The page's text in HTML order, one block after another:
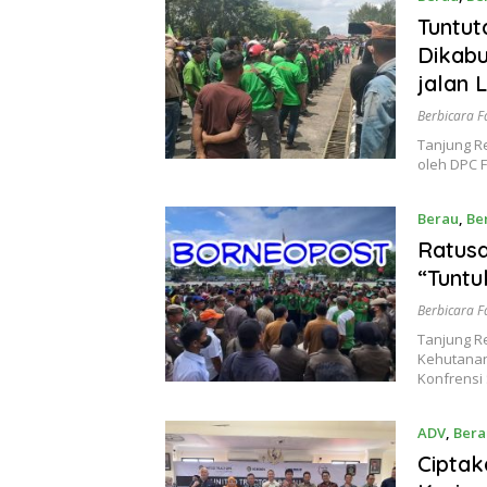
Maret 16,
jalan
Berbicara
Tanjung
oleh DPC
Berau,
Berbicara
Tanjung
Konfrensi
ADV,
2023